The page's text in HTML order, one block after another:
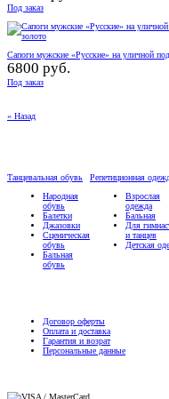
Под заказ
Сапоги мужские «Русские» на уличной
6800 руб.
Под заказ
« Назад
Танцевальная обувь
Народная
обувь
Балетки
Джазовки
Сценическая
обувь
Бальная
обувь
Репетиционная
Взрослая
одежда
Бальная
Для
и танцев
Детская
Договор оферты
Оплата и доставка
Гарантия и возрат
Персональные данные